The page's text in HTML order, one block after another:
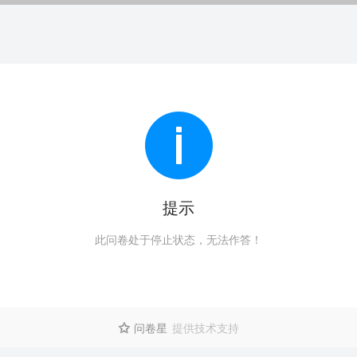
提示
此问卷处于停止状态，无法作答！
 问卷星 提供技术支持